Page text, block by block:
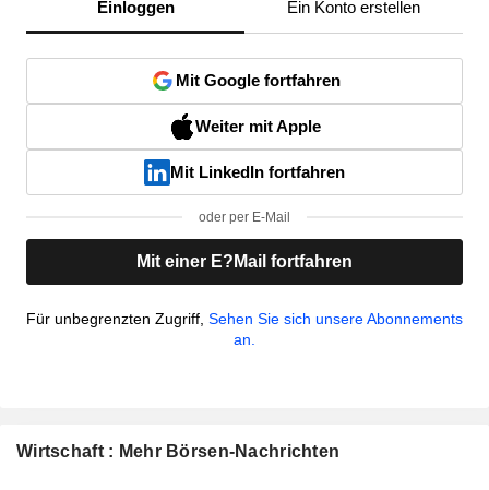
Einloggen Ein Konto erstellen
Mit Google fortfahren
Weiter mit Apple
Mit LinkedIn fortfahren
oder per E-Mail
Mit einer E?Mail fortfahren
Für unbegrenzten Zugriff, Sehen Sie sich unsere Abonnements
an.
Wirtschaft : Mehr Börsen-Nachrichten